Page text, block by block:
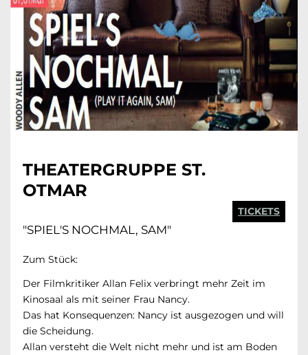
THEATERGRUPPE ST.
OTMAR
TICKETS
"SPIEL'S NOCHMAL, SAM"
Zum Stück:
Der Filmkritiker Allan Felix verbringt mehr Zeit im
Kinosaal als mit seiner Frau Nancy.
Das hat Konsequenzen: Nancy ist ausgezogen und will
die Scheidung.
Allan versteht die Welt nicht mehr und ist am Boden